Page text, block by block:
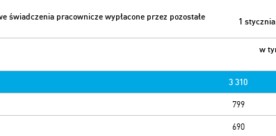
świadczenia pracownicze wypłacone przez pozostałe
1
w
3 310
799
690